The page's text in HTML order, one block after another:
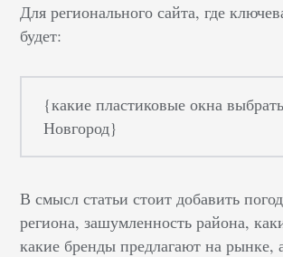
Для регионального сайта, где
будет:
{какие пластиковые окна
Новгород}
В смысл статьи стоит добавить
региона, зашумленность района,
какие бренды предлагают на рынке,